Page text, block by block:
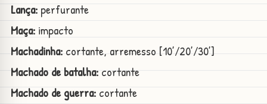
Lança:perfurante
Maça:impacto
Machadinha:cortante, arremesso [10’/20’/30’]
Machado de batalha:cortante
Machado de guerra:cortante